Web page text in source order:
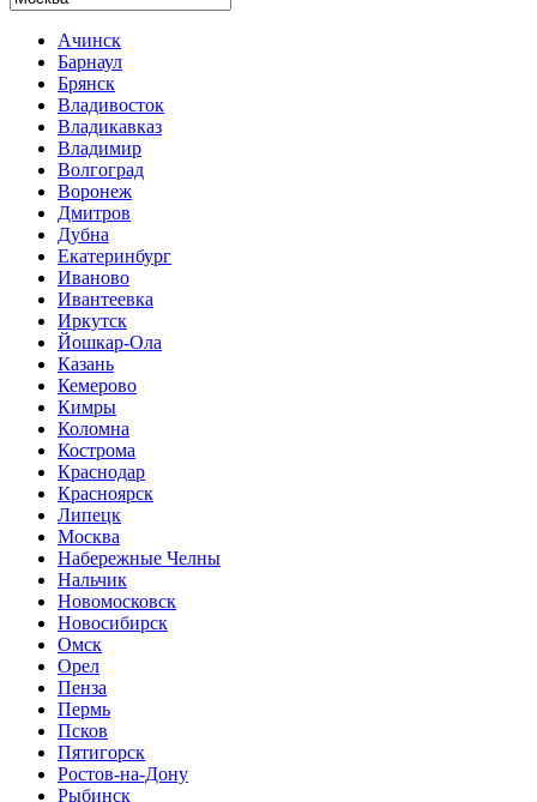
Ачинск
Барнаул
Брянск
Владивосток
Владикавказ
Владимир
Волгоград
Воронеж
Дмитров
Дубна
Екатеринбург
Иваново
Ивантеевка
Иркутск
Йошкар-Ола
Казань
Кемерово
Кимры
Коломна
Кострома
Краснодар
Красноярск
Липецк
Москва
Набережные Челны
Нальчик
Новомосковск
Новосибирск
Омск
Орел
Пенза
Пермь
Псков
Пятигорск
Ростов-на-Дону
Рыбинск